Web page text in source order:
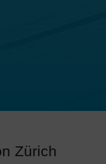
Zürich